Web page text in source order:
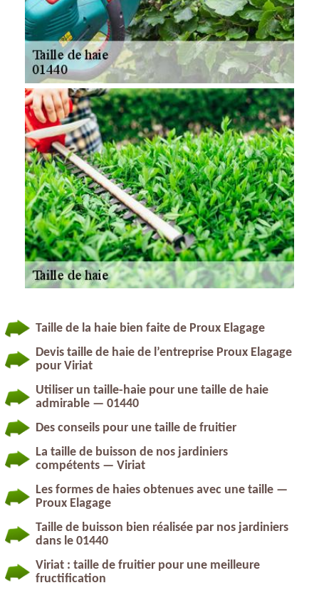
Taille de la haie bien faite de Proux Elagage
Devis taille de haie de l’entreprise Proux Elagage
pour Viriat
Utiliser un taille-haie pour une taille de haie
admirable — 01440
Des conseils pour une taille de fruitier
La taille de buisson de nos jardiniers
compétents — Viriat
Les formes de haies obtenues avec une taille —
Proux Elagage
Taille de buisson bien réalisée par nos jardiniers
dans le 01440
Viriat : taille de fruitier pour une meilleure
fructification